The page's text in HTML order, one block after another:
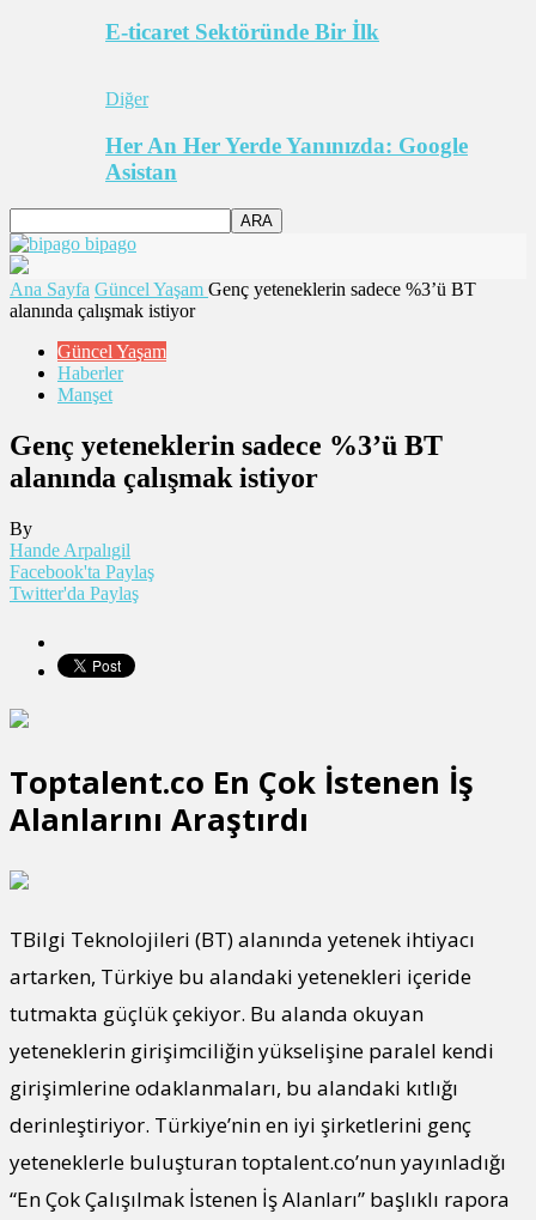
E-ticaret Sektöründe Bir İlk
Diğer
Her An Her Yerde Yanınızda: Google
Asistan
bipago
Ana Sayfa Güncel Yaşam Genç yeteneklerin sadece %3’ü BT
alanında çalışmak istiyor
Güncel Yaşam
Haberler
Manşet
Genç yeteneklerin sadece %3’ü BT
alanında çalışmak istiyor
By
Hande Arpalıgil
Facebook'ta Paylaş
Twitter'da Paylaş
Toptalent.co En Çok İstenen İş
Alanlarını Araştırdı
TBilgi Teknolojileri (BT) alanında yetenek ihtiyacı
artarken, Türkiye bu alandaki yetenekleri içeride
tutmakta güçlük çekiyor. Bu alanda okuyan
yeteneklerin girişimciliğin yükselişine paralel kendi
girişimlerine odaklanmaları, bu alandaki kıtlığı
derinleştiriyor. Türkiye’nin en iyi şirketlerini genç
yeteneklerle buluşturan toptalent.co’nun yayınladığı
“En Çok Çalışılmak İstenen İş Alanları” başlıklı rapora